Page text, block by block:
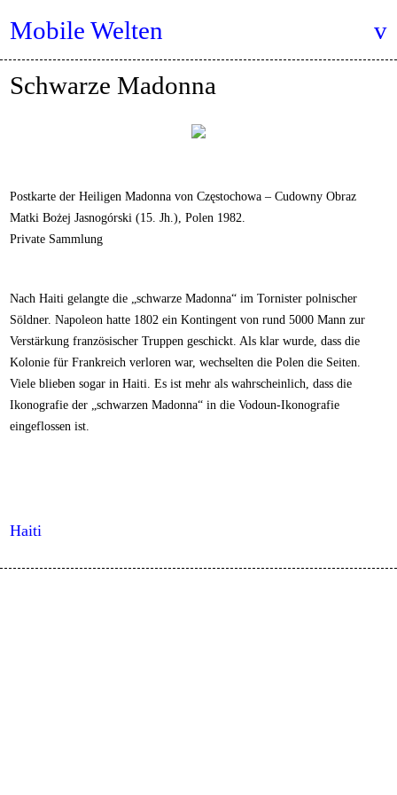
Mobile Welten
Schwarze Madonna
Postkarte der Heiligen Madonna von Częstochowa – Cudowny Obraz
Matki Bożej Jasnogórski (15. Jh.), Polen 1982.
Private Sammlung
Nach Haiti gelangte die „schwarze Madonna“ im Tornister polnischer
Söldner. Napoleon hatte 1802 ein Kontingent von rund 5000 Mann zur
Verstärkung französischer Truppen geschickt. Als klar wurde, dass die
Kolonie für Frankreich verloren war, wechselten die Polen die Seiten.
Viele blieben sogar in Haiti. Es ist mehr als wahrscheinlich, dass die
Ikonografie der „schwarzen Madonna“ in die Vodoun-Ikonografie
eingeflossen ist.
Haiti